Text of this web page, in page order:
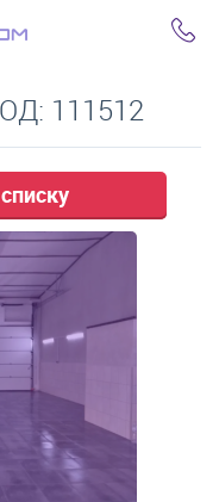
111512